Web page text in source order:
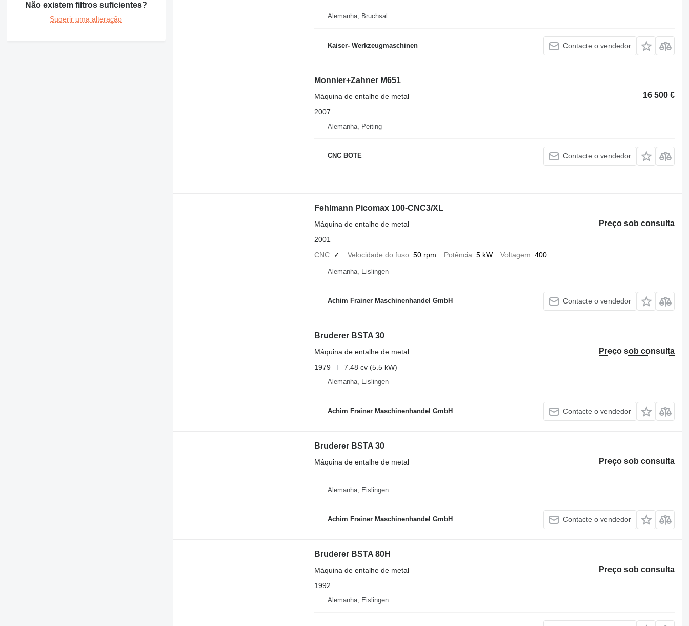
Não existem filtros suficientes?
Sugerir uma alteração Alemanha, Bruchsal
Kaiser- Werkzeugmaschinen Contacte o vendedor
Monnier+Zahner M651
16 500 €
Máquina de entalhe de metal
2007
Alemanha, Peiting
CNC BOTE Contacte o vendedor
Fehlmann Picomax 100-CNC3/XL
Preço sob consulta
Máquina de entalhe de metal
2001
CNC
✓ Velocidade do fuso 50 rpm Potência 5 kW Voltagem 400
Alemanha, Eislingen
Achim Frainer Maschinenhandel GmbH Contacte o vendedor
Bruderer BSTA 30
Preço sob consulta
Máquina de entalhe de metal
1979
7.48 cv (5.5 kW)
Alemanha, Eislingen
Achim Frainer Maschinenhandel GmbH Contacte o vendedor
Bruderer BSTA 30
Preço sob consulta
Máquina de entalhe de metal
Alemanha, Eislingen
Achim Frainer Maschinenhandel GmbH Contacte o vendedor
Bruderer BSTA 80H
Preço sob consulta
Máquina de entalhe de metal
1992
Alemanha, Eislingen